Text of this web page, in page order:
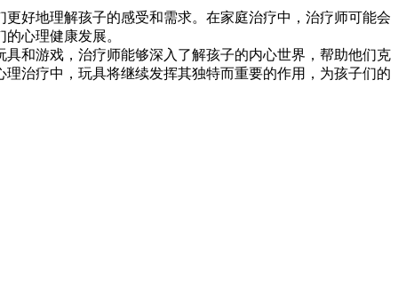
好地理解孩子的感受和需求。在家庭治疗中，治疗师可能会
心理健康发展。
和游戏，治疗师能够深入了解孩子的内心世界，帮助他们克
治疗中，玩具将继续发挥其独特而重要的作用，为孩子们的